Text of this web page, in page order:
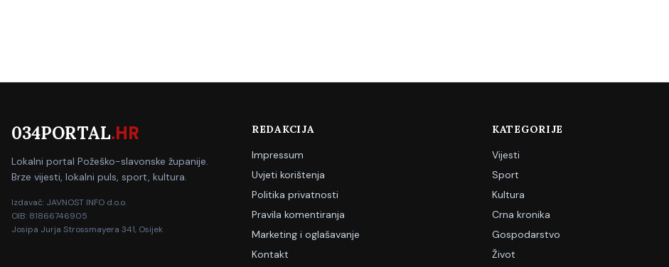
034PORTAL.HR
Lokalni portal Požeško-slavonske županije.
Brze vijesti, lokalni puls, sport, kultura.
Izdavač: JAVNOST INFO d.o.o.
OIB: 81866746905
Josipa Jurja Strossmayera 341, Osijek
REDAKCIJA
Impressum
Uvjeti korištenja
Politika privatnosti
Pravila komentiranja
Marketing i oglašavanje
Kontakt
KATEGORIJE
Vijesti
Sport
Kultura
Crna kronika
Gospodarstvo
Život